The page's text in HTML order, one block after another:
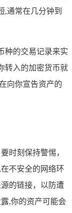
,通常在几分钟到
种的交易记录来实
转入的加密货币就
向你宣告资产的
时刻保持警惕，
不安全的网络环
的链接，以防遭
,你的资产可能会